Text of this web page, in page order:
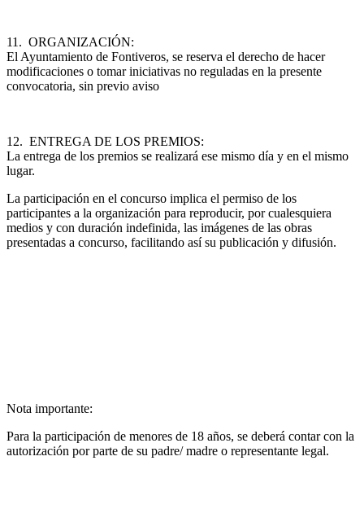
11. ORGANIZACIÓN:
El Ayuntamiento de Fontiveros, se reserva el derecho de hacer
modificaciones o tomar iniciativas no reguladas en la presente
convocatoria, sin previo aviso
12. ENTREGA DE LOS PREMIOS:
La entrega de los premios se realizará ese mismo día y en el mismo
lugar.
La participación en el concurso implica el permiso de los
participantes a la organización para reproducir, por cualesquiera
medios y con duración indefinida, las imágenes de las obras
presentadas a concurso, facilitando así su publicación y difusión.
Nota importante:
Para la participación de menores de 18 años, se deberá contar con la
autorización por parte de su padre/ madre o representante legal.